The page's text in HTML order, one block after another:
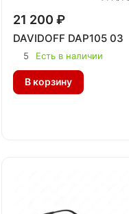
21 200 ₽
DAVIDOFF DAP105 03
5 Есть в наличии
В корзину